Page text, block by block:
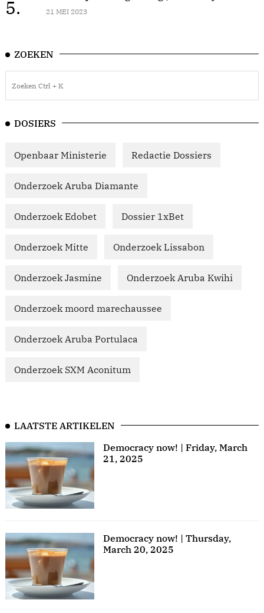
5. 21 MEI 2023
ZOEKEN
DOSIERS
Openbaar Ministerie Redactie Dossiers
Onderzoek Aruba Diamante
Onderzoek Edobet Dossier 1xBet
Onderzoek Mitte Onderzoek Lissabon
Onderzoek Jasmine Onderzoek Aruba Kwihi
Onderzoek moord marechaussee
Onderzoek Aruba Portulaca
Onderzoek SXM Aconitum
LAATSTE ARTIKELEN
Democracy now! | Friday, March
21, 2025
Democracy now! | Thursday,
March 20, 2025